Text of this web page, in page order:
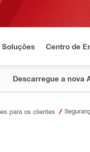
Soluções Centro de
Descarregue a nova
para os clientes